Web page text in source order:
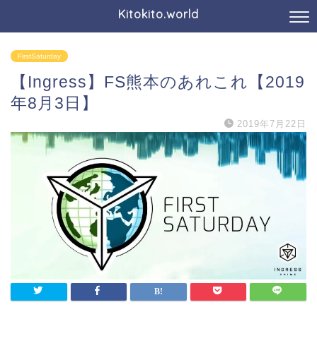
Kitokito.world
FirstSaturday
【Ingress】FS熊本のあれこれ【2019
年8月3日】
2019年7月22日